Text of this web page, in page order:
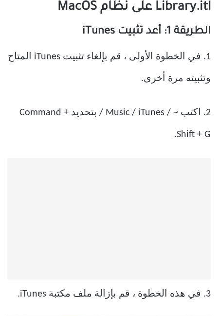
Library.itl على نظام MacOS
الطريقة 1: أعد تثبيت iTunes
1. في الخطوة الأولى ، قم بإلغاء تثبيت iTunes المتاح
وتثبيته مرة أخرى.
2. اكتب ~ / Music / iTunes / بتحديد Command +
Shift + G.
3. في هذه الخطوة ، قم بإزالة ملف مكتبة iTunes.